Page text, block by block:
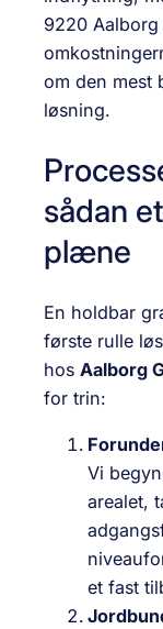
9220
om den mest
løsning.
sådan
plæne
En holdbar
første rulle
hos Aalborg
for trin:
Vi
arealet,
et fast